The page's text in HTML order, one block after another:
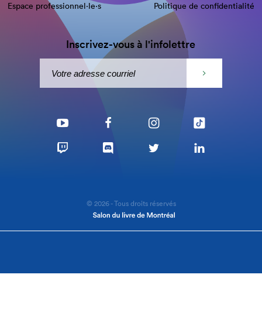
Espace professionnel·le⋅s
Politique de confidentialité
Inscrivez-vous à l'infolettre
© 2026 - Tous droits réservés